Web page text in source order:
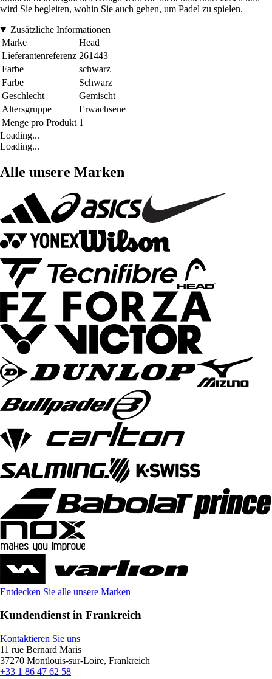
wird Sie begleiten, wohin Sie auch gehen, um Padel zu spielen.
Zusätzliche Informationen
Marke
Head
Lieferantenreferenz 261443
Farbe
schwarz
Farbe
Schwarz
Geschlecht
Gemischt
Altersgruppe
Erwachsene
Menge pro Produkt 1
Loading...
Loading...
Alle unsere Marken
Entdecken Sie alle unsere Marken
Kundendienst in Frankreich
Kontaktieren Sie uns
11 rue Bernard Maris
37270 Montlouis-sur-Loire, Frankreich
+33 1 86 47 62 58